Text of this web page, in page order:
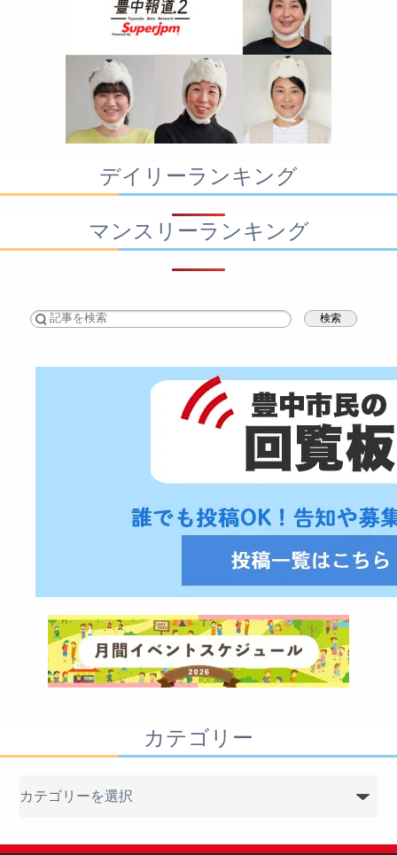
デイリーランキング
マンスリーランキング
検索
カテゴリー
リ